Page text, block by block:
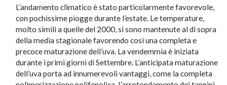
L’andamento climatico è stato particolarmente favorevole,
con pochissime piogge durante l’estate. Le temperature,
molto simili a quelle del 2000, si sono mantenute al di sopra
della media stagionale favorendo così una completa e
precoce maturazione dell’uva. La vendemmia è iniziata
durante i primi giorni di Settembre. L’anticipata maturazione
dell’uva porta ad innumerevoli vantaggi, come la completa